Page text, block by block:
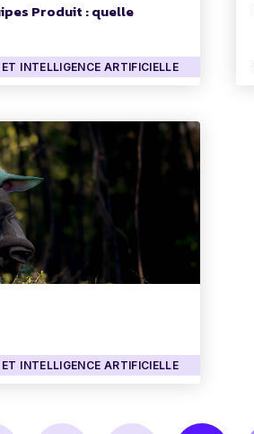
Produit : quelle
INTELLIGENCE ARTIFICIELLE
INTELLIGENCE ARTIFICIELLE